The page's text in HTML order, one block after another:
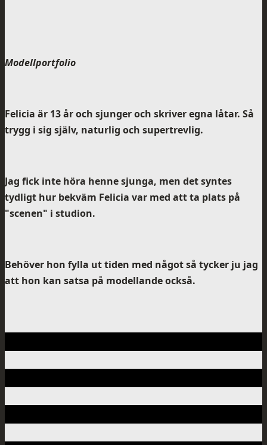
Modellportfolio
Felicia är 13 år och sjunger och skriver egna låtar. Så
trygg i sig själv, naturlig och supertrevlig.
Jag fick inte höra henne sjunga, men det syntes
tydligt hur bekväm Felicia var med att ta plats på
"scenen" i studion.
Behöver hon fylla ut tiden med något så tycker ju jag
att hon kan satsa på modellande också.